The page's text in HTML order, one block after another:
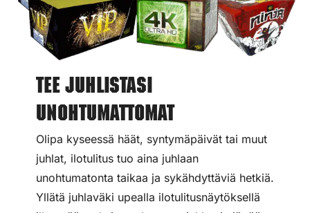
Tee juhlistasi
unohtumattomat
Olipa kyseessä häät, syntymäpäivät tai muut
juhlat, ilotulitus tuo aina juhlaan
unohtumatonta taikaa ja sykähdyttäviä hetkiä.
Yllätä juhlaväki upealla ilotulitusnäytöksellä